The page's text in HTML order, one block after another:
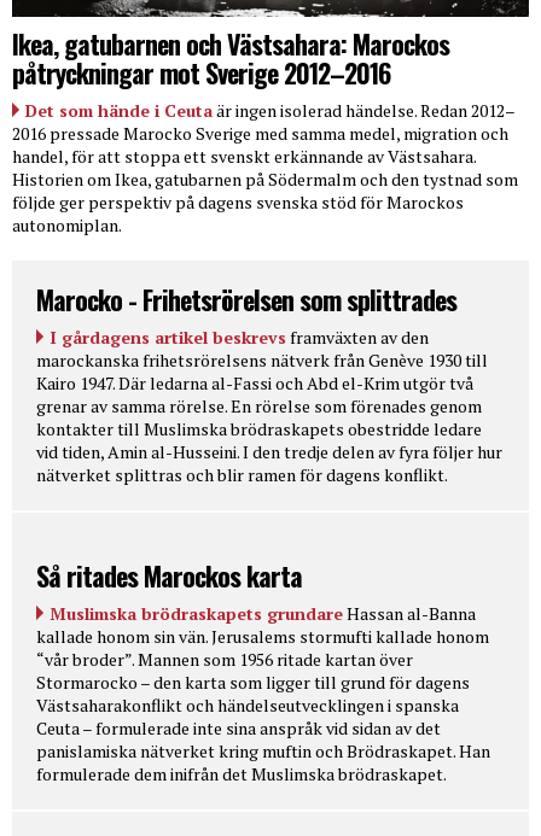
Ikea, gatubarnen och Västsahara: Marockos
påtryckningar mot Sverige 2012–2016
Det som hände i Ceutaär ingen isolerad händelse. Redan 2012–
2016 pressade Marocko Sverige med samma medel, migration och
handel, för att stoppa ett svenskt erkännande av Västsahara.
Historien om Ikea, gatubarnen på Södermalm och den tystnad som
följde ger perspektiv på dagens svenska stöd för Marockos
autonomiplan.
Marocko - Frihetsrörelsen som splittrades
I gårdagens artikel beskrevs framväxten av den
marockanska frihetsrörelsens nätverk från Genève 1930 till
Kairo 1947. Där ledarna al-Fassi och Abd el-Krim utgör två
grenar av samma rörelse. En rörelse som förenades genom
kontakter till Muslimska brödraskapets obestridde ledare
vid tiden, Amin al-Husseini. I den tredje delen av fyra följer hur
nätverket splittras och blir ramen för dagens konflikt.
Så ritades Marockos karta
Muslimska brödraskapets grundareHassan al-Banna
kallade honom sin vän. Jerusalems stormufti kallade honom
“vår broder”. Mannen som 1956 ritade kartan över
Stormarocko – den karta som ligger till grund för dagens
Västsaharakonflikt och händelseutvecklingen i spanska
Ceuta – formulerade inte sina anspråk vid sidan av det
panislamiska nätverket kring muftin och Brödraskapet. Han
formulerade dem inifrån det Muslimska brödraskapet.